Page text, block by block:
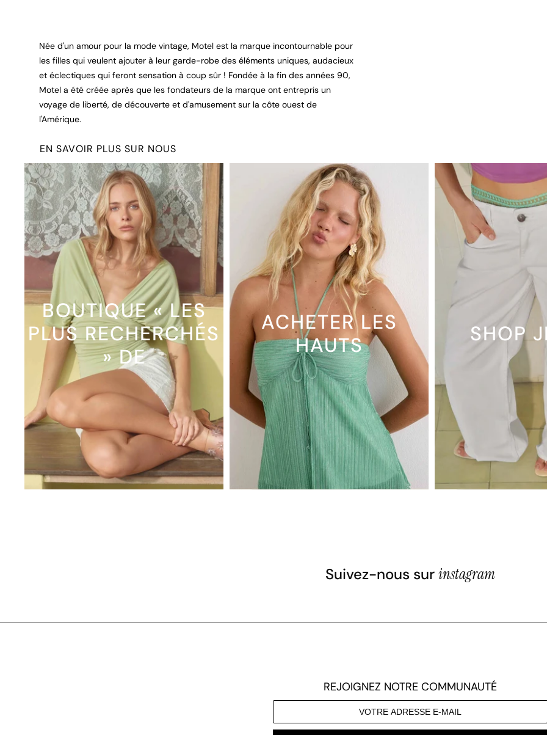
Née d'un amour pour la mode vintage, Motel est la marque incontournable pour
les filles qui veulent ajouter à leur garde-robe des éléments uniques, audacieux
et éclectiques qui feront sensation à coup sûr ! Fondée à la fin des années 90,
Motel a été créée après que les fondateurs de la marque ont entrepris un
voyage de liberté, de découverte et d'amusement sur la côte ouest de
l'Amérique.
EN SAVOIR PLUS SUR NOUS
BOUTIQUE « LES
PLUS RECHERCHÉS
» DE
ACHETER LES
HAUTS
SHOP
Suivez-nous surinstagram
REJOIGNEZ NOTRE COMMUNAUTÉ